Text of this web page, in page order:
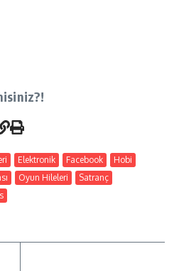
Elektronik Facebook
Hobi
Oyun Hileleri
Satranç